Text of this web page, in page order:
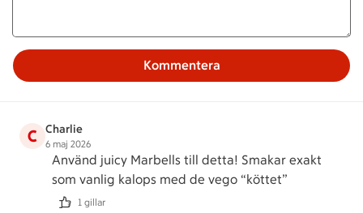
Kommentera
C Charlie
6 maj 2026
Använd juicy Marbells till detta! Smakar exakt
som vanlig kalops med de vego “köttet”
1 gillar